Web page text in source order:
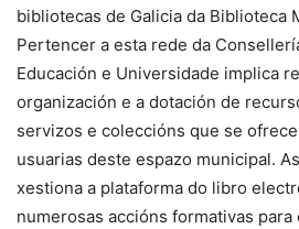
bibliotecas de Galicia da Biblioteca
Pertencer a esta rede da
Educación e Universidade implica
organización e a dotación de
servizos e coleccións que se
usuarias deste espazo municipal.
xestiona a plataforma do libro
numerosas accións formativas